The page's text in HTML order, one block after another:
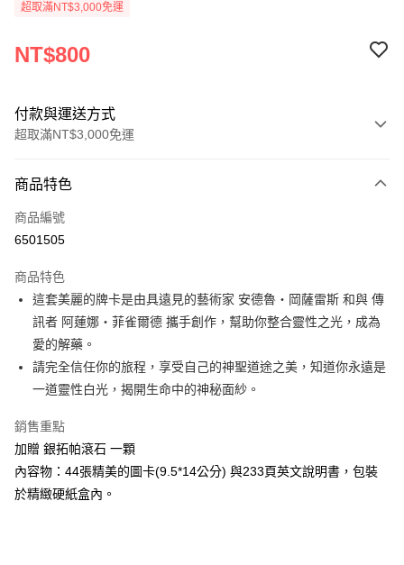
超取滿NT$3,000免運
NT$800
付款與運送方式
超取滿NT$3,000免運
信用卡一次付款
超商取貨付款
Apple Pay
街口支付
悠遊付
ATM付款
全家取貨付款
每筆NT$80，滿NT$3,000(含以上)免運費
商品特色
商品編號
6501505
商品特色
這套美麗的牌卡是由具遠見的藝術家 安德魯‧岡薩雷斯 和與 傳
訊者 阿蓮娜‧菲雀爾德 攜手創作，幫助你整合靈性之光，成為
愛的解藥。
請完全信任你的旅程，享受自己的神聖道途之美，知道你永遠是
一道靈性白光，揭開生命中的神秘面紗。
銷售重點
加贈 銀拓帕滾石 一顆
內容物：44張精美的圖卡(9.5*14公分) 與233頁英文說明書，包裝
於精緻硬紙盒內。